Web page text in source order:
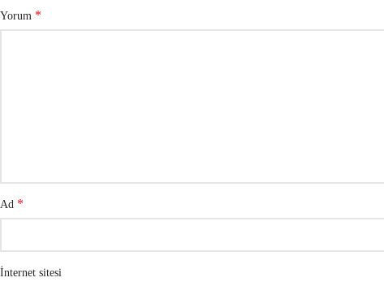
Yorum *
Ad *
İnternet sitesi